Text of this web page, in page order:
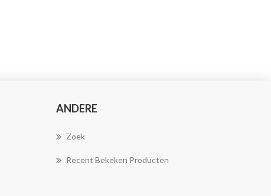
ANDERE
Zoek
Recent Bekeken Producten